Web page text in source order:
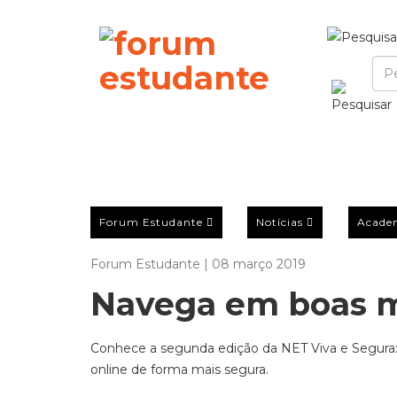
Forum Estudante Notícias
Forum Estudante | 08 março 2019
Navega em boas
Conhece a segunda edição da NET Viva e
online de forma mais segura.